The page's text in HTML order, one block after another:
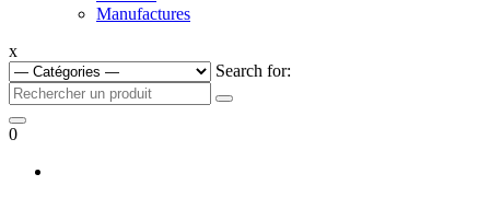
Manufactures
x
Search for:
0